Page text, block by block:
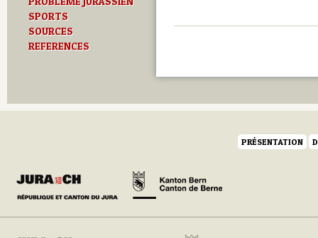
SPORTS
SOURCES
REFERENCES
PRÉSENTATION